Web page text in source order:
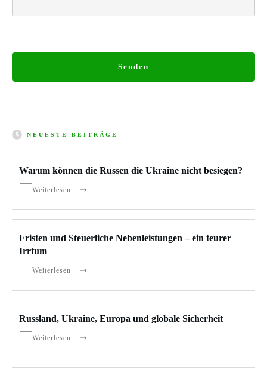
Senden
NEUESTE BEITRÄGE
Warum können die Russen die Ukraine nicht besiegen?
Weiterlesen
Fristen und Steuerliche Nebenleistungen – ein teurer
Irrtum
Weiterlesen
Russland, Ukraine, Europa und globale Sicherheit
Weiterlesen